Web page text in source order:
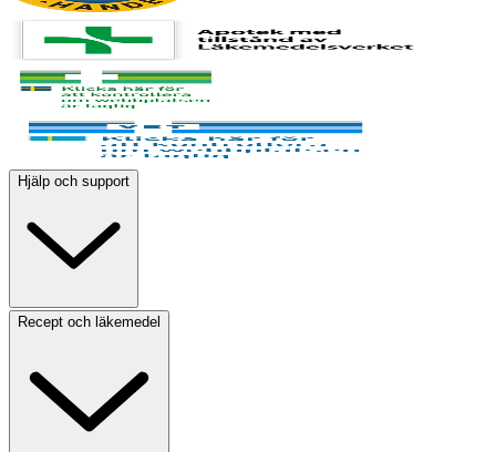
Hjälp och support
Recept och läkemedel